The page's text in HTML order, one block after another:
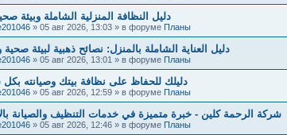
دليل النظافة المنزلية الشاملة وبيئة
» 05 авг 2026, 13:03 » в форуме Планы
دليل العناية الشاملة بالمنزل: نصائح ذهبية لبيئة صحية
» 05 авг 2026, 13:01 » в форуме Планы
دليلك للحفاظ على نظافة بيتك وصيانته
» 05 авг 2026, 12:59 » в форуме Планы
شركة الرحمة كلين - خبرة متميزة في خدمات التنظيف والصيانة
» 05 авг 2026, 12:46 » в форуме Планы